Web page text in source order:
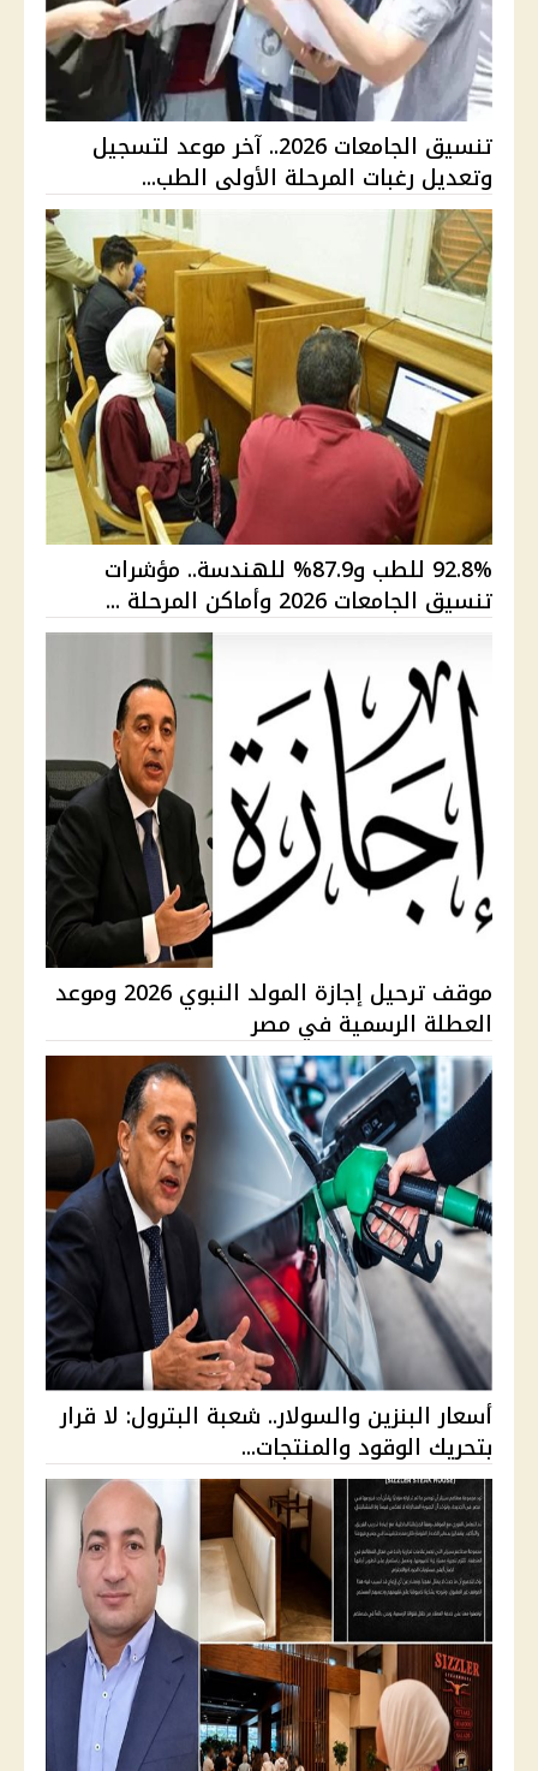
تنسيق الجامعات 2026.. آخر موعد لتسجيل
وتعديل رغبات المرحلة الأولى الطب...
92.8% للطب و87.9% للهندسة.. مؤشرات
تنسيق الجامعات 2026 وأماكن المرحلة ...
موقف ترحيل إجازة المولد النبوي 2026 وموعد
العطلة الرسمية في مصر
أسعار البنزين والسولار.. شعبة البترول: لا قرار
بتحريك الوقود والمنتجات...